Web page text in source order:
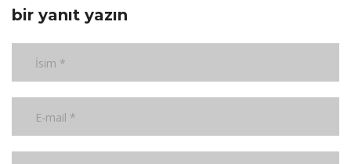
bir yanıt yazın